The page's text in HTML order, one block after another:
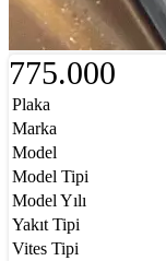
775.000
Plaka
Marka
Model
Model Tipi
Model Yılı
Yakıt Tipi
Vites Tipi